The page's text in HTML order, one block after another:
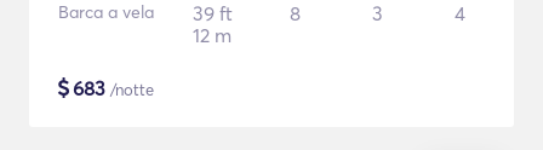
Barca a vela
39 ft
12 m
8 3 4
$683 /notte